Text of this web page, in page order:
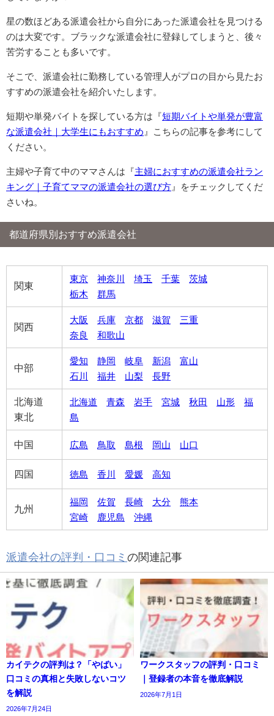
星の数ほどある派遣会社から自分にあった派遣会社を見つける
のは大変です。ブラックな派遣会社に登録してしまうと、後々
苦労することも多いです。
そこで、派遣会社に勤務している管理人がプロの目から見たお
すすめの派遣会社を紹介いたします。
短期や単発バイトを探している方は『短期バイトや単発が豊富
な派遣会社｜大学生にもおすすめ 』こちらの記事を参考にして
ください。
主婦や子育て中のママさんは『主婦におすすめの派遣会社ラン
キング｜子育てママの派遣会社の選び方 』をチェックしてくだ
さいね。
都道府県別おすすめ派遣会社
関東
東京 神奈川 埼玉 千葉
茨城
栃木
群馬
関西
大阪 兵庫 京都 滋賀
三重
奈良
和歌山
中部
愛知 静岡 岐阜 新潟
富山
石川
福井 山梨 長野
北海道
東北
北海道 青森 岩手 宮城 秋田 山形
福
島
中国 広島 鳥取 島根 岡山 山口
四国 徳島 香川 愛媛 高知
九州
福岡 佐賀 長崎 大分
熊本
宮崎
鹿児島 沖縄
派遣会社の評判・口コミ の関連記事
カイテクの評判は？「やばい」
口コミの真相と失敗しないコツ
を解説
2026年7月24日
ワークスタッフの評判・口コミ
｜登録者の本音を徹底解説
2026年7月1日